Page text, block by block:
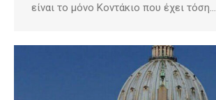
είναι το μόνο Κοντάκιο που έχει τόση…